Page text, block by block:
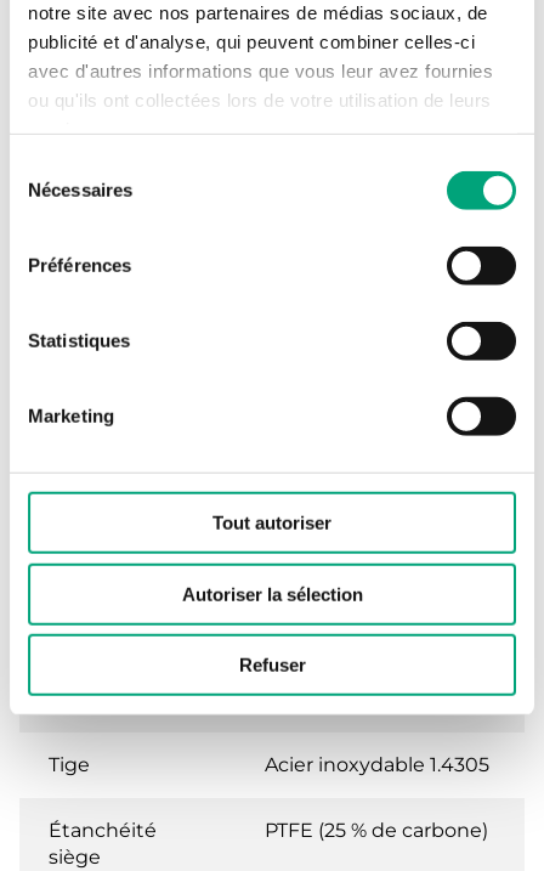
notre site avec nos partenaires de médias sociaux, de
publicité et d'analyse, qui peuvent combiner celles-ci
avec d'autres informations que vous leur avez fournies
ou qu'ils ont collectées lors de votre utilisation de leurs
Nécessaires
Préférences
Statistiques
Marketing
Tout autoriser
Autoriser la sélection
Refuser
Fuite
0.0 % of Kvs (Joint
PTFE-à 25% de carbone,
sans fuite)
glycolée (max. 50 % de
Sens de
poussé vers l’intérieur
Raccordement
Température du
-5…150 °C
Corps Bronze CC491K
Siège Acier inoxydable 1.4301
Clapet Acier inoxydable 1.4305
Tige Acier inoxydable 1.4305
Étanchéité
siège
PTFE (25 % de carbone)